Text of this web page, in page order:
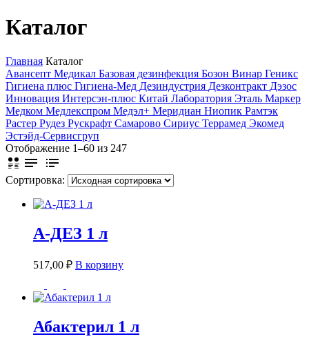
Каталог
Главная Каталог
Авансепт Медикал Базовая дезинфекция Бозон Винар Геникс
Гигиена плюс Гигиена-Мед Дезиндустрия Дезконтракт Дэзос
Инновация Интерсэн-плюс Китай Лаборатория Эталь Маркер
Медком Медлекспром Медэл+ Меридиан Ниопик Рамтэк
Растер Рудез Рускрафт Самарово Сириус Террамед Экомед
Эстэйд-Сервисгруп
Отображение 1–60 из 247
Сортировка:
А-ДЕЗ 1 л
517,00 ₽ В корзину
Абактерил 1 л